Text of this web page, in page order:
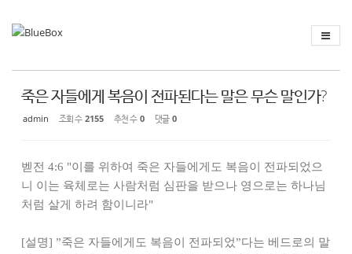
죽은 자들에게 복음이 전파된다는 말은 무슨 말인가?
admin 조회 수 2155 추천 수 0 댓글 0
벧전 4:6 "이를 위하여 죽은 자들에게도 복음이 전파되었으
니 이는 육체로는 사람처럼 심판을 받으나 영으로는 하나님
처럼 살게 하려 함이니라"
[설명] ”죽은 자들에게도 복음이 전파되었”다는 베드로의 말
스케치북5
스케치북5